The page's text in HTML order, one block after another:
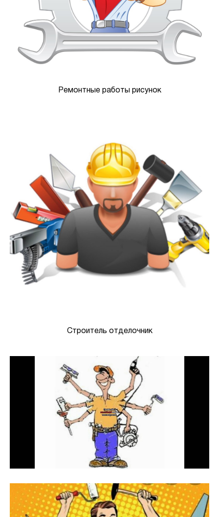
Ремонтные работы рисунок
Строитель отделочник